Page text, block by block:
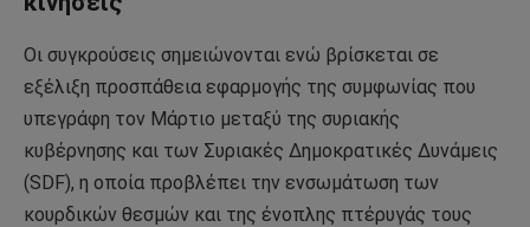
Οι συγκρούσεις σημειώνονται ενώ βρίσκεται σε
εξέλιξη προσπάθεια εφαρμογής της συμφωνίας που
υπεγράφη τον Μάρτιο μεταξύ της συριακής
κυβέρνησης και των Συριακές Δημοκρατικές Δυνάμεις
(SDF), η οποία προβλέπει την ενσωμάτωση των
κουρδικών θεσμών και της ένοπλης πτέρυγάς τους